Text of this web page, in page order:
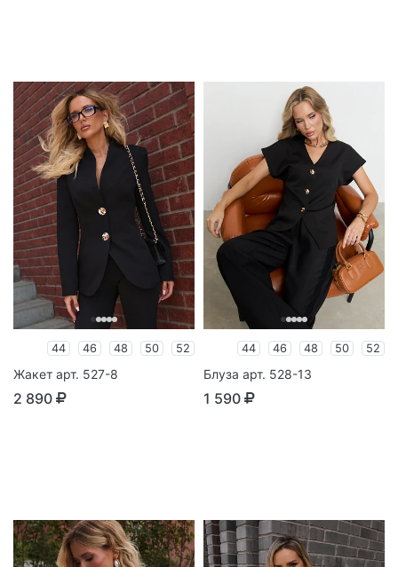
44 46 48 50 52
Жакет арт. 527-8
2 890
44 46 48 50 52
Блуза арт. 528-13
1 590